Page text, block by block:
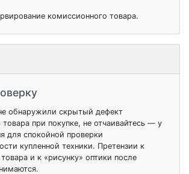
комиссионного товара.
обнаружили скрытый дефект
при покупке, не отчаивайтесь — у
для спокойной проверки
купленной техники. Претензии к
и к «рисунку» оптики после